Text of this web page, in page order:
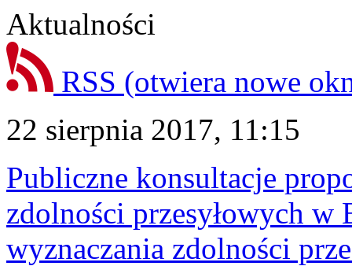
Aktualności
RSS (otwiera nowe
22 sierpnia 2017, 11:15
Publiczne konsultacje
zdolności przesyłowych
wyznaczania zdolności